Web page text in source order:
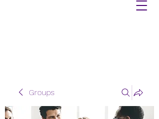
Groups